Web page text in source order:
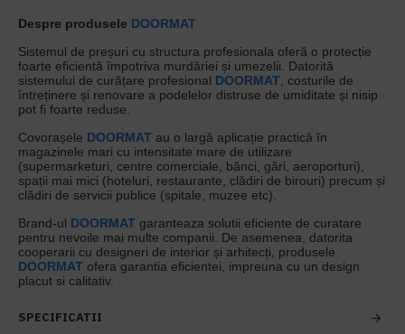
Despre produsele DOORMAT
Sistemul de preșuri cu structura profesionala oferă o protecție
foarte eficientă împotriva murdăriei și umezelii. Datorită
sistemului de curățare profesional DOORMAT , costurile de
întreținere și renovare a podelelor distruse de umiditate și nisip
pot fi foarte reduse.
Covorașele DOORMAT au o largă aplicație practică în
magazinele mari cu intensitate mare de utilizare
(supermarketuri, centre comerciale, bănci, gări, aeroporturi),
spații mai mici (hoteluri, restaurante, clădiri de birouri) precum și
clădiri de servicii publice (spitale, muzee etc).
Brand-ul DOORMAT garanteaza solutii eficiente de curatare
pentru nevoile mai multe companii. De asemenea, datorita
cooperarii cu designeri de interior și arhitecți, produsele
DOORMAT ofera garantia eficientei, impreuna cu un design
placut si calitativ.
SPECIFICATII